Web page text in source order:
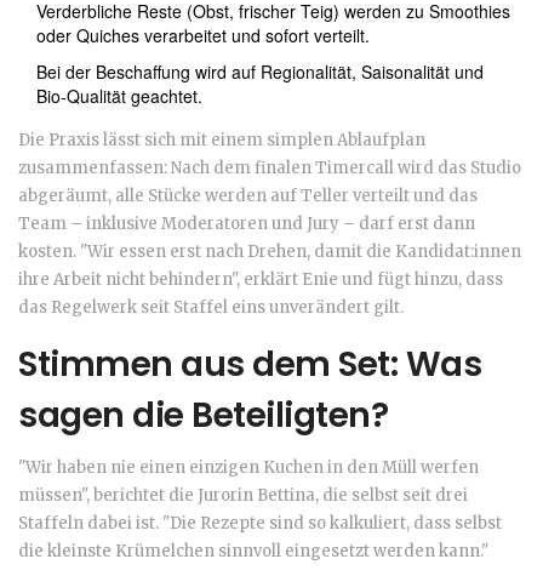
Verderbliche Reste (Obst, frischer Teig) werden zu Smoothies
oder Quiches verarbeitet und sofort verteilt.
Bei der Beschaffung wird auf Regionalität, Saisonalität und
Bio‑Qualität geachtet.
Die Praxis lässt sich mit einem simplen Ablaufplan
zusammenfassen: Nach dem finalen Timercall wird das Studio
abgeräumt, alle Stücke werden auf Teller verteilt und das
Team – inklusive Moderatoren und Jury – darf erst dann
kosten. "Wir essen erst nach Drehen, damit die Kandidat:innen
ihre Arbeit nicht behindern", erklärt Enie und fügt hinzu, dass
das Regelwerk seit Staffel eins unverändert gilt.
Stimmen aus dem Set: Was
sagen die Beteiligten?
"Wir haben nie einen einzigen Kuchen in den Müll werfen
müssen", berichtet die Jurorin Bettina, die selbst seit drei
Staffeln dabei ist. "Die Rezepte sind so kalkuliert, dass selbst
die kleinste Krümelchen sinnvoll eingesetzt werden kann."